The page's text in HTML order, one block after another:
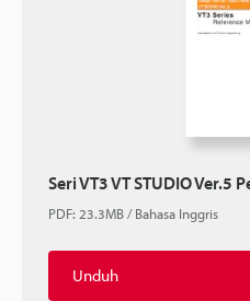
Seri VT3 VT STUDIO Ver.5
PDF: 23.3MB/Bahasa Inggris
Unduh